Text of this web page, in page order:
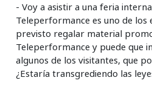
- Voy a asistir a una feria
Teleperformance es uno de los
previsto regalar material
Teleperformance y puede que
algunos de los visitantes, que
¿Estaría transgrediendo las